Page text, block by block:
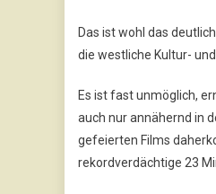
Das ist wohl das
die westliche Kultur-
Es ist fast unmöglich,
auch nur annähernd in
gefeierten Films
rekordverdächtige 23